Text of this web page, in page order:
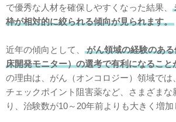
で優秀な人材を確保しやすくなった結果、
枠が相対的に絞られる傾向が見られます。
近年の傾向として、
がん領域の経験のあ
床開発モニター）の選考で有利になること
の理由は、がん（オンコロジー）領域では
チェックポイント阻害薬など、さまざまな
り、治験数が10～20年前よりも大きく増加